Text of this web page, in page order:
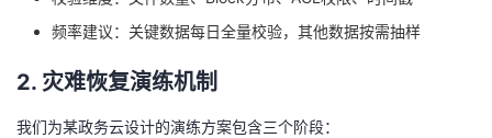
频率建议：关键数据每日全量校验，其他数据按需抽样
2. 灾难恢复演练机制
我们为某政务云设计的演练方案包含三个阶段：